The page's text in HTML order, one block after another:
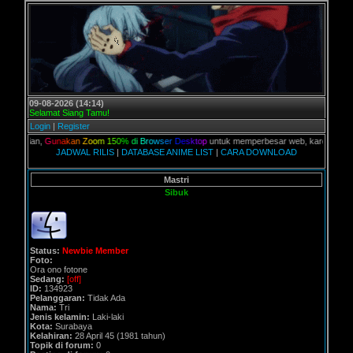
09-08-2026 (14:14)
Selamat Siang Tamu!
Login | Register
Gunakan Zoo m 150% di Browser Des ktopuntuk memperbesar web, karena aslinya
JADWAL RILIS | DATABASE ANIME LIST | CARA DOWNLOAD
Mastri
Sibuk
Status: Newbie Member
Foto:
Ora ono fotone
Sedang: [off]
ID: 134923
Pelanggaran: Tidak Ada
Nama: Tri
Jenis kelamin: Laki-laki
Kota: Surabaya
Kelahiran: 28 April 45 (1981 tahun)
Topik di forum: 0